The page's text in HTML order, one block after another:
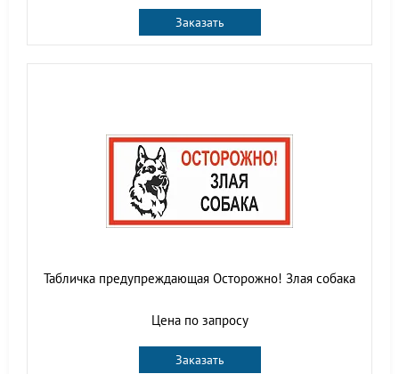
Заказать
Табличка предупреждающая Осторожно! Злая собака
Цена по запросу
Заказать